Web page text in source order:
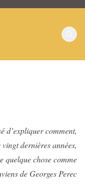
d’expliquer comment,
dernières années,
quelque chose comme
de Georges Perec